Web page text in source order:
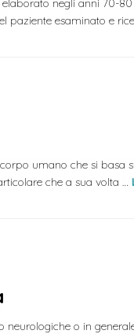
negli anni 70-
paziente esaminato e
umano che si basa
che a sua volta …
o in